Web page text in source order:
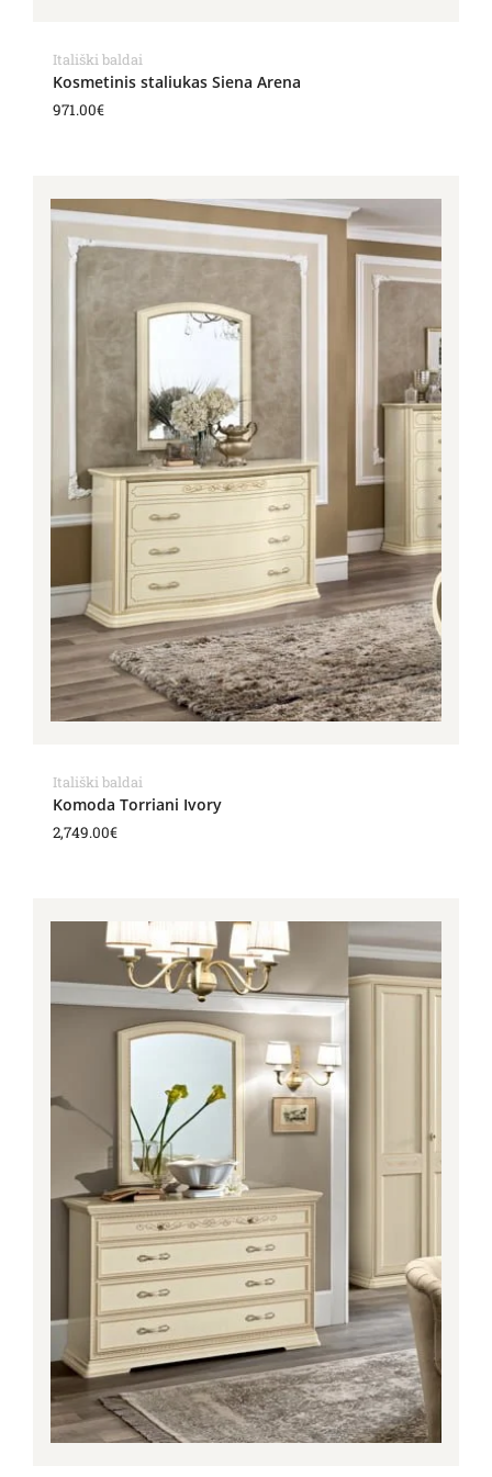
Itališki baldai
Kosmetinis staliukas Siena Arena
971.00€
Itališki baldai
Komoda Torriani Ivory
2,749.00€